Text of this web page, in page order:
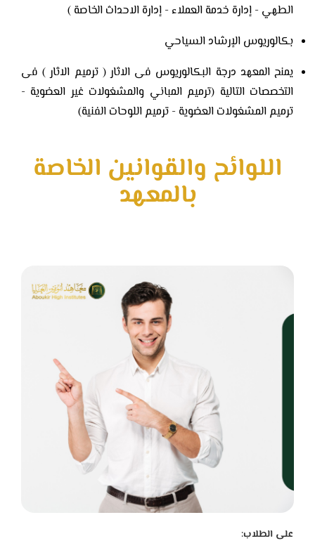
الطهي - إدارة خدمة العملاء - إدارة الاحداث الخاصة )
بكالوريوس الإرشاد السياحي
يمنح المعهد درجة البكالوريوس فى الاثار ( ترميم الاثار ) فى
التخصصات التالية (ترميم المباني والمشغولات غير العضوية -
ترميم المشغولات العضوية - ترميم اللوحات الفنية)
اللوائح والقوانين الخاصة
بالمعهد
على الطلاب: